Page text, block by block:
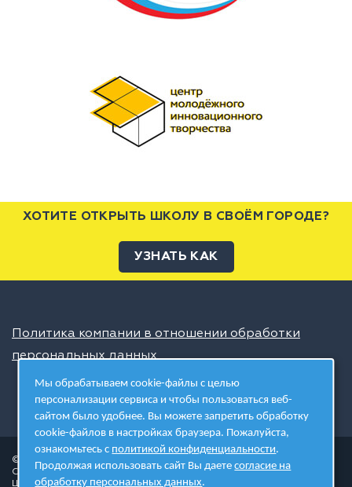
ХОТИТЕ ОТКРЫТЬ ШКОЛУ В СВОЁМ ГОРОДЕ?
УЗНАТЬ КАК
Политика компании в отношении обработки
персональных данных
© 2026 ШЦТ
Сеть центров молодёжного инновационного творчества
Школа цифровых технологий
Мы обрабатываем cookie-файлы с целью
персонализации сервиса и чтобы пользоваться веб-
сайтом было удобнее. Вы можете запретить обработку
cookie-файлов в настройках браузера. Пожалуйста,
ознакомьтесь с политикой конфиденциальности.
Продолжая использовать сайт Вы даетесогласие на
обработку персональных данных.